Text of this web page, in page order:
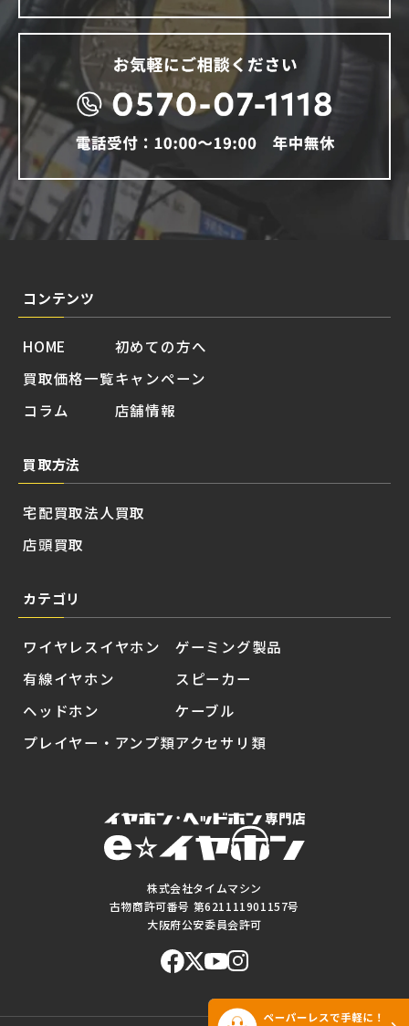
株式会社タイムマシン
古物商許可番号 第621111901157号
大阪府公安委員会許可
コンテンツ
HOME
買取価格一覧
コラム
初めての方へ
キャンペーン
店舗情報
買取方法
宅配買取
店頭買取
法人買取
カテゴリ
ワイヤレスイヤホン
有線イヤホン
ヘッドホン
プレイヤー・アンプ類
ゲーミング製品
スピーカー
ケーブル
アクセサリ類